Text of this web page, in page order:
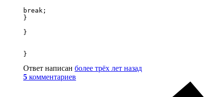
break;
}
}
}
Ответ написан более трёх лет назад
5 комментариев